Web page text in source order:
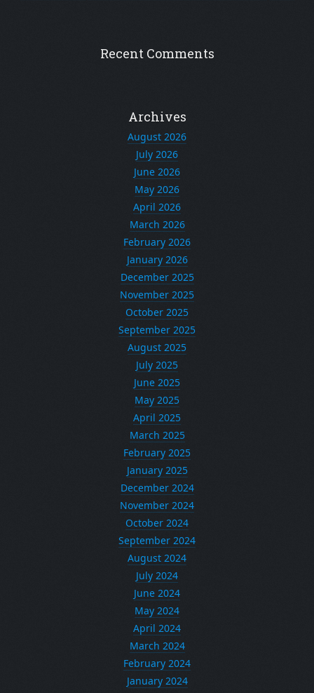
Recent Comments
Archives
August 2026
July 2026
June 2026
May 2026
April 2026
March 2026
February 2026
January 2026
December 2025
November 2025
October 2025
September 2025
August 2025
July 2025
June 2025
May 2025
April 2025
March 2025
February 2025
January 2025
December 2024
November 2024
October 2024
September 2024
August 2024
July 2024
June 2024
May 2024
April 2024
March 2024
February 2024
January 2024